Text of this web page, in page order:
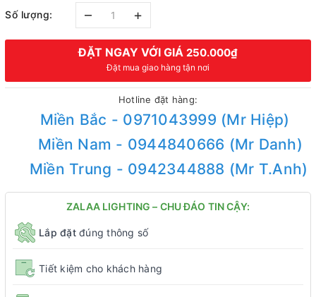
Số lượng: – +
ĐẶT NGAY VỚI GIÁ 250.000₫
Đặt mua giao hàng tận nơi
Hotline đặt hàng:
Miền Bắc - 0971043999 (Mr Hiệp)
Miền Nam - 0944840666 (Mr Danh)
Miền Trung - 0942344888 (Mr T.Anh)
ZALAA LIGHTING – CHU ĐÁO TIN CẬY:
Lắp đặtđúng thông số
Tiết kiệm cho khách hàng